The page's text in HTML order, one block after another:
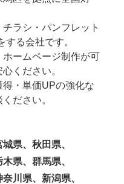
ラシ・パンフレット
る会社です。
ームページ制作が可
ください。
・単価UPの強化な
ださい。
県、秋田県、
県、群馬県、
川県、新潟県、